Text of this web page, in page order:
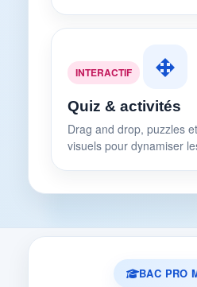
INTERACTIF
Quiz & activités
Drag and drop, puzzles
visuels pour dynamiser
BAC PRO